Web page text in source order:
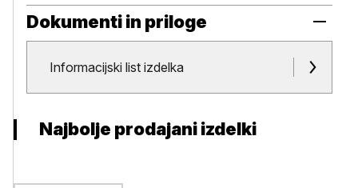
Dokumenti in priloge
Dokumenti in priloge
Informacijski list izdelka
Najbolje prodajani izdelki